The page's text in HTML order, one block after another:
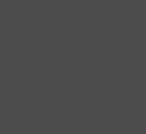
de cookies RGPD